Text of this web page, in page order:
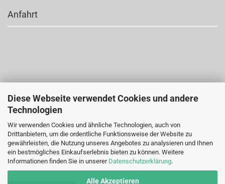
Diese Webseite verwendet Cookies und andere
Technologien
Wir verwenden Cookies und ähnliche Technologien, auch von
Drittanbietern, um die ordentliche Funktionsweise der Website zu
gewährleisten, die Nutzung unseres Angebotes zu analysieren und Ihnen
ein bestmögliches Einkaufserlebnis bieten zu können. Weitere
Informationen finden Sie in unserer Datenschutzerklärung.
Alle Akzeptieren
Anfahrt